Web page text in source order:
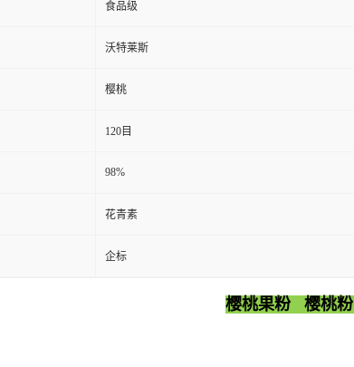
食品级
沃特莱斯
樱桃
120目
98%
花青素
企标
樱桃果粉 樱桃